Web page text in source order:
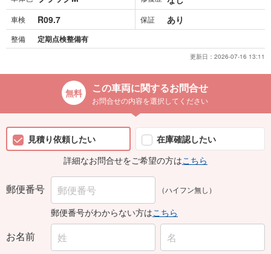
車検 R09.7 保証 あり
整備 定期点検整備有
更新日： 2026-07-16 13:11
この車両に関するお問合せ
お問合せの内容を選択してください
見積り依頼したい
在庫確認したい
詳細なお問合せをご希望の方はこちら
郵便番号 （ハイフン無し）
郵便番号がわからない方はこちら
お名前